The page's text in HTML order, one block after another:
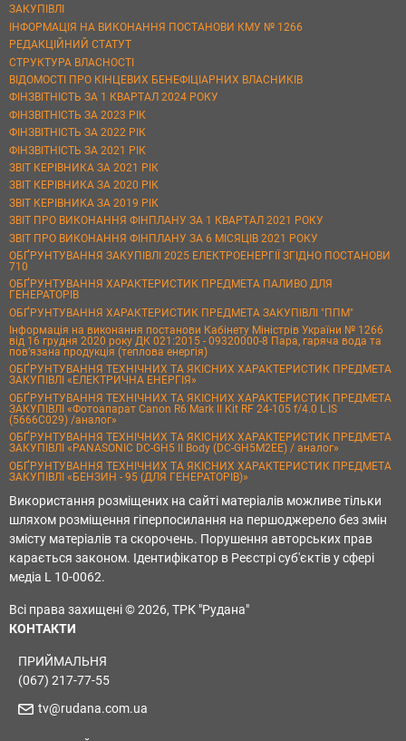
ЗАКУПІВЛІ
ІНФОРМАЦІЯ НА ВИКОНАННЯ ПОСТАНОВИ КМУ № 1266
РЕДАКЦІЙНИЙ СТАТУТ
СТРУКТУРА ВЛАСНОСТІ
ВІДОМОСТІ ПРО КІНЦЕВИХ БЕНЕФІЦІАРНИХ ВЛАСНИКІВ
ФІНЗВІТНІСТЬ ЗА 1 КВАРТАЛ 2024 РОКУ
ФІНЗВІТНІСТЬ ЗА 2023 РІК
ФІНЗВІТНІСТЬ ЗА 2022 РІК
ФІНЗВІТНІСТЬ ЗА 2021 РІК
ЗВІТ КЕРІВНИКА ЗА 2021 РІК
ЗВІТ КЕРІВНИКА ЗА 2020 РІК
ЗВІТ КЕРІВНИКА ЗА 2019 РІК
ЗВІТ ПРО ВИКОНАННЯ ФІНПЛАНУ ЗА 1 КВАРТАЛ 2021 РОКУ
ЗВІТ ПРО ВИКОНАННЯ ФІНПЛАНУ ЗА 6 МІСЯЦІВ 2021 РОКУ
ОБҐРУНТУВАННЯ ЗАКУПІВЛІ 2025 ЕЛЕКТРОЕНЕРГІЇ ЗГІДНО ПОСТАНОВИ
710
ОБҐРУНТУВАННЯ ХАРАКТЕРИСТИК ПРЕДМЕТА ПАЛИВО ДЛЯ
ГЕНЕРАТОРІВ
ОБҐРУНТУВАННЯ ХАРАКТЕРИСТИК ПРЕДМЕТА ЗАКУПІВЛІ "ППМ"
Інформація на виконання постанови Кабінету Міністрів України № 1266
від 16 грудня 2020 року ДК 021:2015 - 09320000-8 Пара, гаряча вода та
пов’язана продукція (теплова енергія)
ОБҐРУНТУВАННЯ ТЕХНІЧНИХ ТА ЯКІСНИХ ХАРАКТЕРИСТИК ПРЕДМЕТА
ЗАКУПІВЛІ «ЕЛЕКТРИЧНА ЕНЕРГІЯ»
ОБҐРУНТУВАННЯ ТЕХНІЧНИХ ТА ЯКІСНИХ ХАРАКТЕРИСТИК ПРЕДМЕТА
ЗАКУПІВЛІ «Фотоапарат Canon R6 Mark II Kit RF 24-105 f/4.0 L IS
(5666C029) /аналог»
ОБҐРУНТУВАННЯ ТЕХНІЧНИХ ТА ЯКІСНИХ ХАРАКТЕРИСТИК ПРЕДМЕТА
ЗАКУПІВЛІ «PANASONIC DC-GH5 II Body (DC-GH5M2EE) / аналог»
ОБҐРУНТУВАННЯ ТЕХНІЧНИХ ТА ЯКІСНИХ ХАРАКТЕРИСТИК ПРЕДМЕТА
ЗАКУПІВЛІ «БЕНЗИН - 95 (ДЛЯ ГЕНЕРАТОРІВ)»
Використання розміщених на сайті матеріалів можливе тільки
шляхом розміщення гіперпосилання на першоджерело без змін
змісту матеріалів та скорочень. Порушення авторських прав
карається законом. Ідентифікатор в Реєстрі суб'єктів у сфері
медіа L 10-0062.
Всі права захищені © 2026, ТРК "Рудана"
КОНТАКТИ
ПРИЙМАЛЬНЯ
(067) 217-77-55
tv@rudana.com.ua